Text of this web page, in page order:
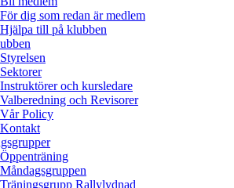
För dig som redan är medlem
Hjälpa till på klubben
Styrelsen
Sektorer
Instruktörer och kursledare
Valberedning och Revisorer
Vår Policy
Kontakt
Öppenträning
Måndagsgruppen
Träningsgrupp Rallylydnad